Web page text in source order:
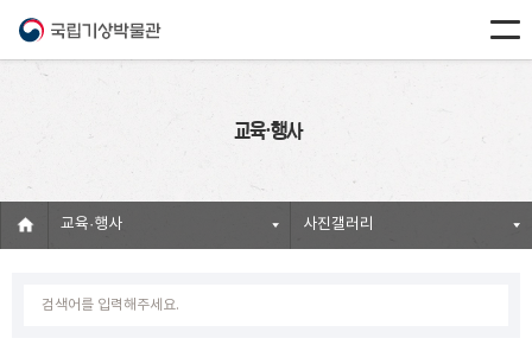
교육·행사
교육·행사 사진갤러리